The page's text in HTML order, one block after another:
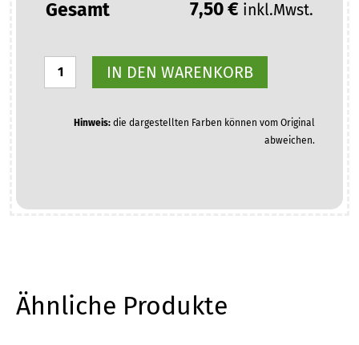
Gesamt 7,50€ inkl.Mwst.
Kinderschürze
mit
Menge
IN DEN WARENKORB
Hinweis: die dargestellten Farben können vom Original
abweichen.
Ähnliche Produkte